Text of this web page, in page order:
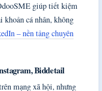
giúp tiết kiệm
khoản cá nhân, không
– nền tảng chuyên
Biddetail
mạng xã hội, nhưng